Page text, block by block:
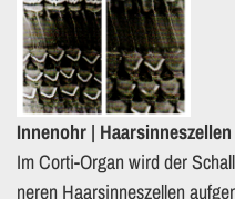
In­nen­ohr | Haarsinneszellen
Im Cor­ti-Or­gan wird der
neren Haar­sin­nes­zel­len